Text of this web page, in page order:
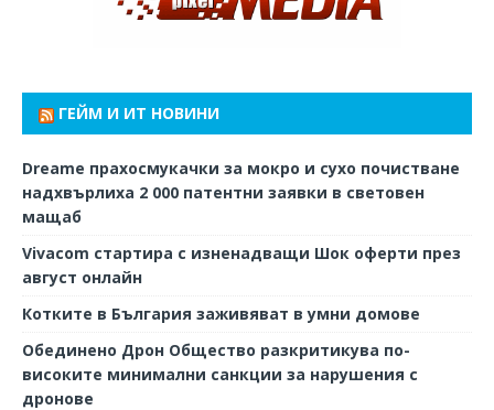
ГЕЙМ И ИТ НОВИНИ
Dreame прахосмукачки за мокро и сухо почистване
надхвърлиха 2 000 патентни заявки в световен
мащаб
Vivacom стартира с изненадващи Шок оферти през
август онлайн
Котките в България заживяват в умни домове
Обединено Дрон Общество разкритикува по-
високите минимални санкции за нарушения с
дронове